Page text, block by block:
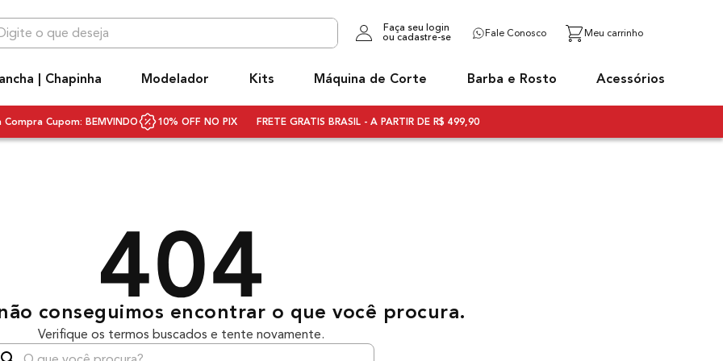
deseja
Faça seu login
ou cadastre-se
Fale Conosco
| Chapinha Modelador Kits Máquina de Corte Barba e Rosto Acessórios
Compra Cupom: BEMVINDO 10% OFF NO PIX FRETE GRATIS BRASIL - A PARTIR DE R$ 499,90
conseguimos encontrar o que você procura.
Verifique os termos buscados e tente novamente.
você procura?
cabelo